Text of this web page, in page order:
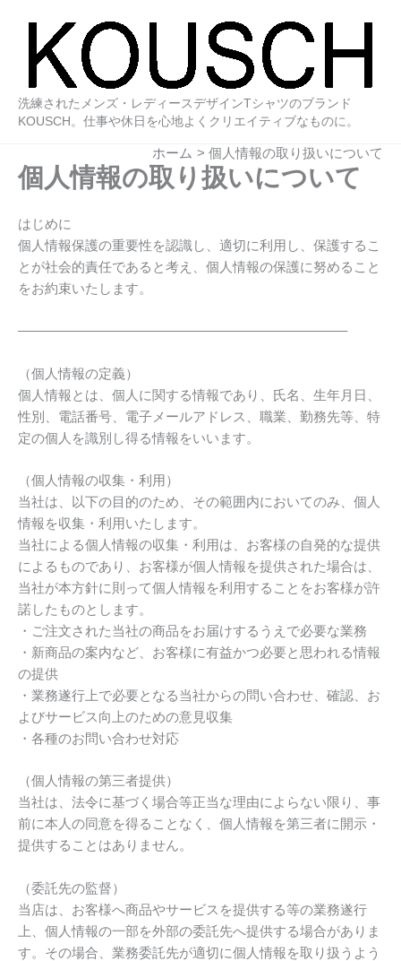
洗練されたメンズ・レディースデザインTシャツのブランド
KOUSCH。仕事や休日を心地よくクリエイティブなものに。
ホーム 個人情報の取り扱いについて
個人情報の取り扱いについて
はじめに
個人情報保護の重要性を認識し、適切に利用し、保護するこ
とが社会的責任であると考え、個人情報の保護に努めること
をお約束いたします。
————————————————————————–
（個人情報の定義）
個人情報とは、個人に関する情報であり、氏名、生年月日、
性別、電話番号、電子メールアドレス、職業、勤務先等、特
定の個人を識別し得る情報をいいます。
（個人情報の収集・利用）
当社は、以下の目的のため、その範囲内においてのみ、個人
情報を収集・利用いたします。
当社による個人情報の収集・利用は、お客様の自発的な提供
によるものであり、お客様が個人情報を提供された場合は、
当社が本方針に則って個人情報を利用することをお客様が許
諾したものとします。
・ご注文された当社の商品をお届けするうえで必要な業務
・新商品の案内など、お客様に有益かつ必要と思われる情報
の提供
・業務遂行上で必要となる当社からの問い合わせ、確認、お
よびサービス向上のための意見収集
・各種のお問い合わせ対応
（個人情報の第三者提供）
当社は、法令に基づく場合等正当な理由によらない限り、事
前に本人の同意を得ることなく、個人情報を第三者に開示・
提供することはありません。
（委託先の監督）
当店は、お客様へ商品やサービスを提供する等の業務遂行
上、個人情報の一部を外部の委託先へ提供する場合がありま
す。その場合、業務委託先が適切に個人情報を取り扱うよう